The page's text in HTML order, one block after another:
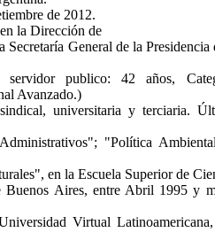
de 2012.
la Dirección de
Secretaría General de la Presidencia
publico: 42 años,
Avanzado.)
universitaria y terciaria.
"Política
en la Escuela Superior de
Buenos Aires, entre Abril 1995 y
Virtual